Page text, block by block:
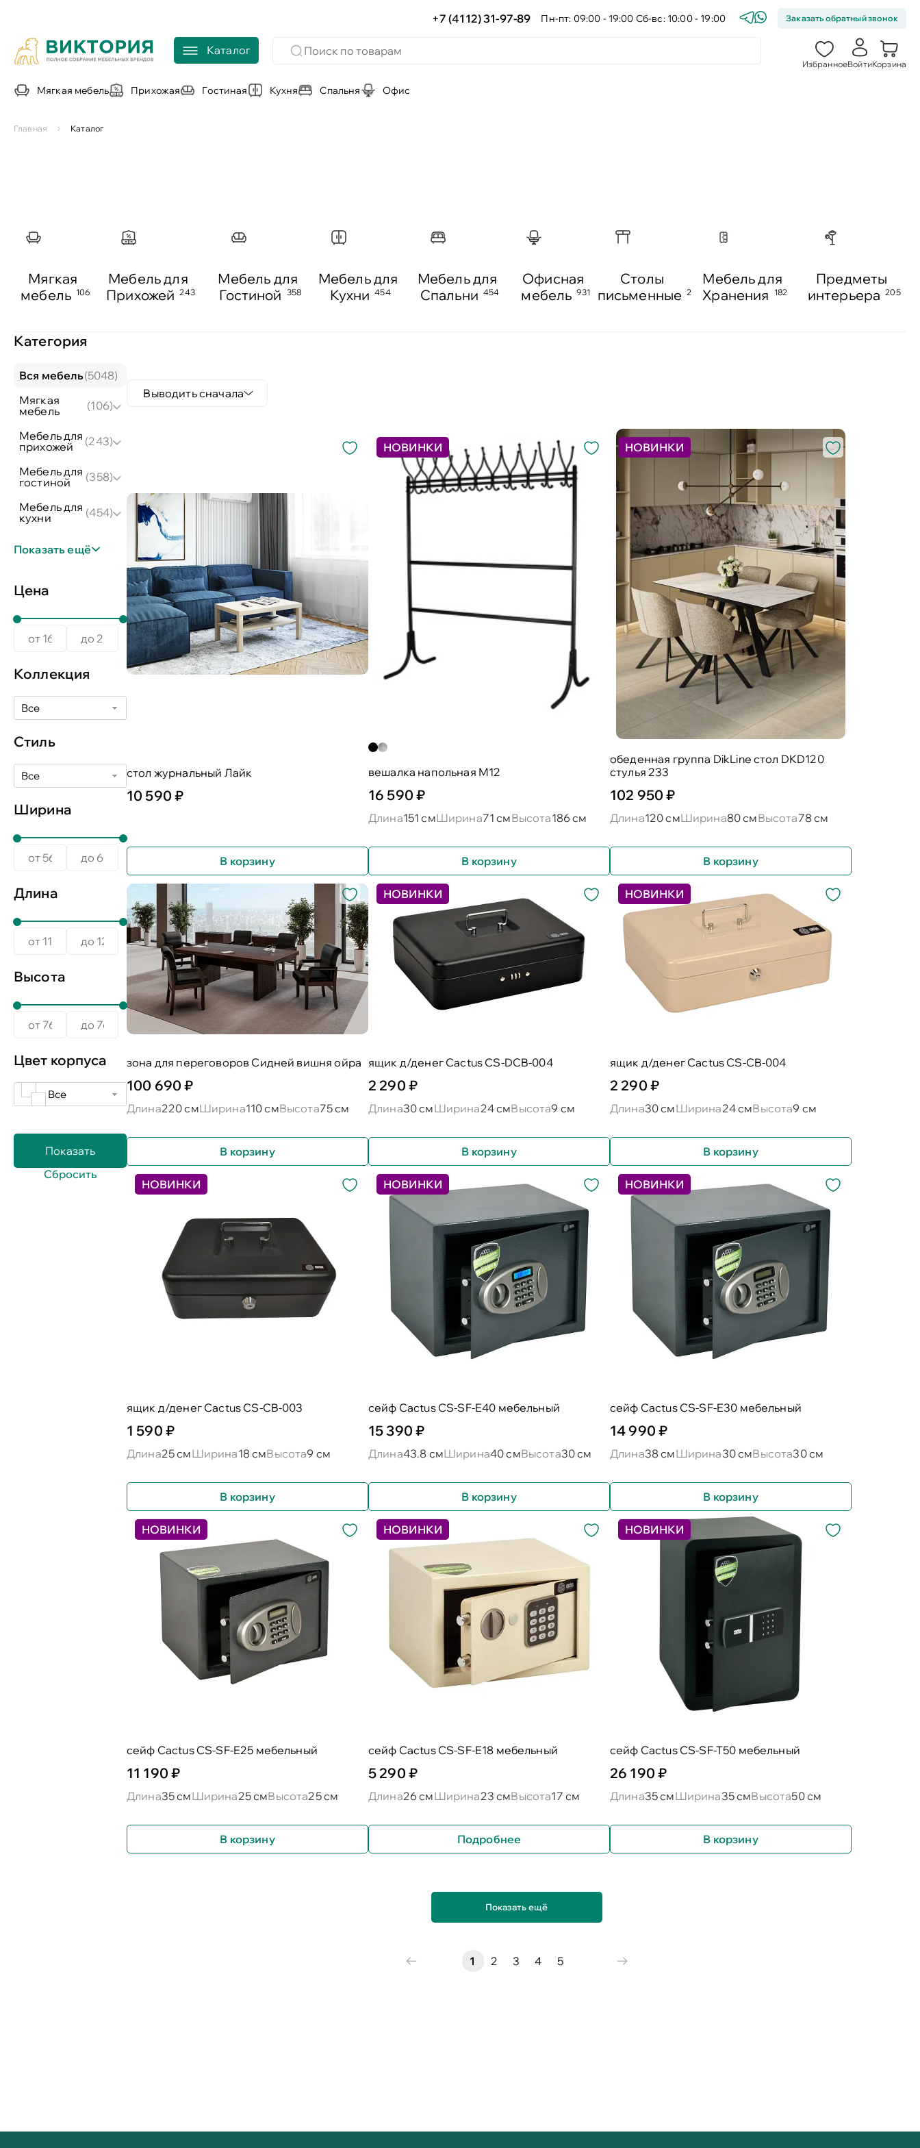
+7 (4112) 31-97-89 Пн-пт: 09:00 - 19:00 Сб-вс: 10:00 - 19:00 Заказать обратный звонок
Каталог
ИзбранноеВойтиКорзина
Мягкая мебель Прихожая Гостиная Кухня Спальня Офис
Главная Каталог
Мягкая
мебель 106
Мебель для
Прихожей 243
Мебель для
Гостиной 358
Мебель для
Кухни 454
Мебель для
Спальни 454
Офисная
мебель 931
Столы
письменные 2
Мебель для
Хранения
182
Предметы
интерьера 205
Категория
вся мебель(5048)
мягкая
мебель
(106)
мебель для
прихожей
(243)
мебель для
гостиной
(358)
мебель для
кухни
(454)
Показать ещё
Цена
Коллекция
Все
Стиль
Все
Ширина
Длина
Высота
Цвет корпуса
Все
Выводить сначала
стол журнальный Лайк
10 590 ₽
В корзину
НОВИНКИ
вешалка напольная М12
16 590 ₽
Длина151 смШирина71 смВысота186 см
В корзину
НОВИНКИ
обеденная группа DikLine стол DKD120
стулья 233
102 950 ₽
Длина120 смШирина80 смВысота78 см
В корзину
зона для переговоров Сидней вишня ойра
100 690 ₽
Длина220 смШирина110 смВысота75 см
В корзину
НОВИНКИ
ящик д/денег Cactus CS-DCB-004
2 290 ₽
Длина30 смШирина24 смВысота9 см
В корзину
НОВИНКИ
ящик д/денег Cactus CS-CB-004
2 290 ₽
Длина30 смШирина24 смВысота9 см
В корзину
НОВИНКИ
ящик д/денег Cactus CS-CB-003
1 590 ₽
Длина25 смШирина18 смВысота9 см
В корзину
НОВИНКИ
сейф Cactus CS-SF-E40 мебельный
15 390 ₽
Длина43.8 смШирина40 смВысота30 см
В корзину
НОВИНКИ
сейф Cactus CS-SF-E30 мебельный
14 990 ₽
Длина38 смШирина30 смВысота30 см
В корзину
НОВИНКИ
сейф Cactus CS-SF-E25 мебельный
11 190 ₽
Длина35 смШирина25 смВысота25 см
В корзину
НОВИНКИ
сейф Cactus CS-SF-E18 мебельный
5 290 ₽
Длина26 смШирина23 смВысота17 см
Подробнее
НОВИНКИ
сейф Cactus CS-SF-T50 мебельный
26 190 ₽
Длина35 смШирина35 смВысота50 см
В корзину
Показать ещё
1 2 3 4 5